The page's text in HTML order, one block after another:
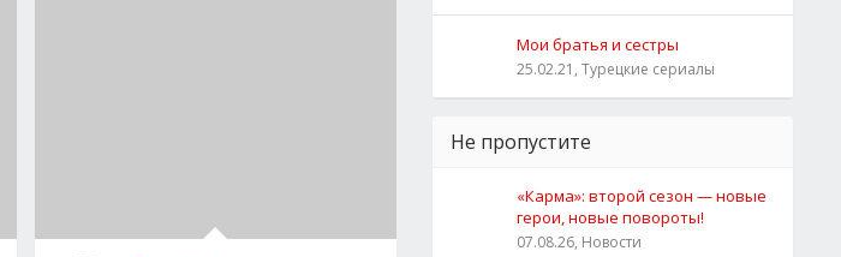
Мои братья и сестры
25.02.21, Турецкие сериалы
Не пропустите
«Карма»: второй сезон — новые
герои, новые повороты!
07.08.26, Новости